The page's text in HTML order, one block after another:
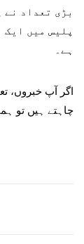
بڑی تعداد نے
پلیس میں ایک
ہے۔
اگر آپ خبروں،
چاہتے ہیں تو